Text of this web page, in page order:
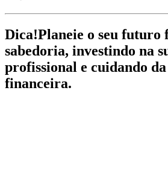
Dica!Planeie o seu futuro
sabedoria, investindo na
profissional e cuidando da
financeira.